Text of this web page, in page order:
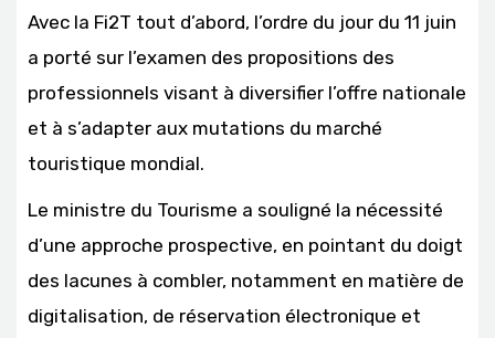
Avec la Fi2T tout d’abord, l’ordre du jour du 11 juin
a porté sur l’examen des propositions des
professionnels visant à diversifier l’offre nationale
et à s’adapter aux mutations du marché
touristique mondial.
Le ministre du Tourisme a souligné la nécessité
d’une approche prospective, en pointant du doigt
des lacunes à combler, notamment en matière de
digitalisation, de réservation électronique et